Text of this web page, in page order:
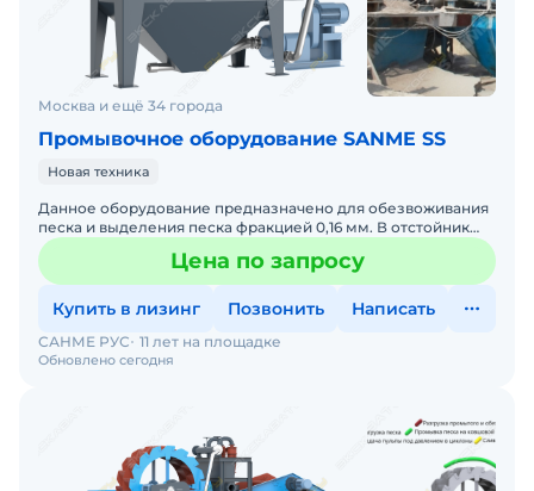
Москва и ещё 34 города
Промывочное оборудование SANME SS
Новая техника
Данное оборудование предназначено для обезвоживания
песка и выделения песка фракцией 0,16 мм. В отстойник
или корыто различных типов пескомоек с пульпой погружа
Цена по запросу
Купить в лизинг Позвонить Написать
Обновлено сегодня
САНМЕ РУС 11 лет на площадке